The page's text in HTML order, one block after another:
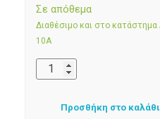
Σε απόθεμα
Διαθέσιμο και στο
10Α
Προσθήκη στο καλάθι